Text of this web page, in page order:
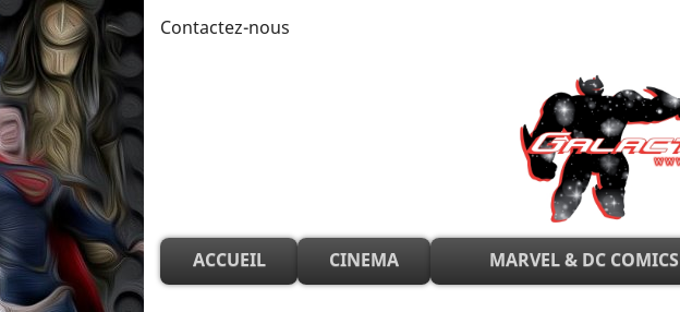
Contactez-nous
ACCUEIL CINEMA MARVEL & DC COMICS